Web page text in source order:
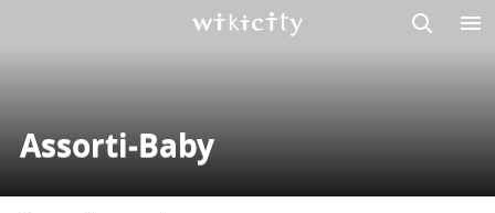
Assorti-Baby